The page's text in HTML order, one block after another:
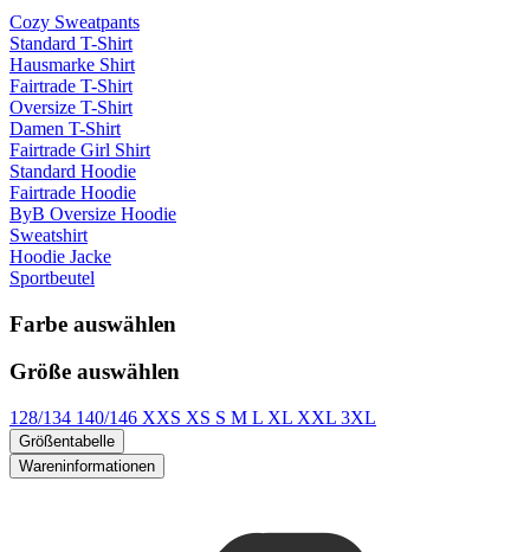
Cozy Sweatpants
Standard T-Shirt
Hausmarke Shirt
Fairtrade T-Shirt
Oversize T-Shirt
Damen T-Shirt
Fairtrade Girl Shirt
Standard Hoodie
Fairtrade Hoodie
ByB Oversize Hoodie
Sweatshirt
Hoodie Jacke
Sportbeutel
Farbe auswählen
Größe auswählen
128/134 140/146 XXS XS S M L XL XXL 3XL
Größentabelle
Wareninformationen